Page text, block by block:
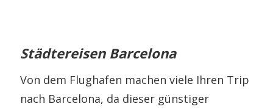
Städtereisen Barcelona
Von dem Flughafen machen viele Ihren Trip
nach Barcelona, da dieser günstiger